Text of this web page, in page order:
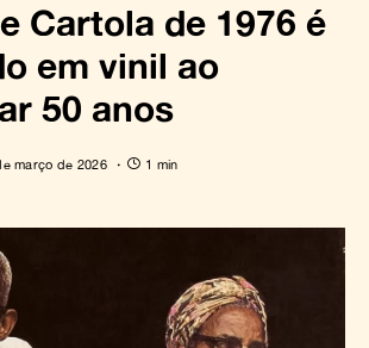
Cartola de 1976 é
em vinil ao
50 anos
março de 2026 1 min